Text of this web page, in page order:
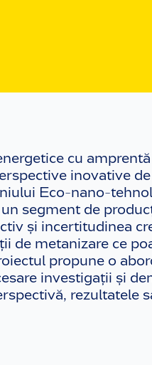
cu
inovative
Eco-nano-
segment de
și incertitudinea
de metanizare ce
propune o
investigații și
rezultatele